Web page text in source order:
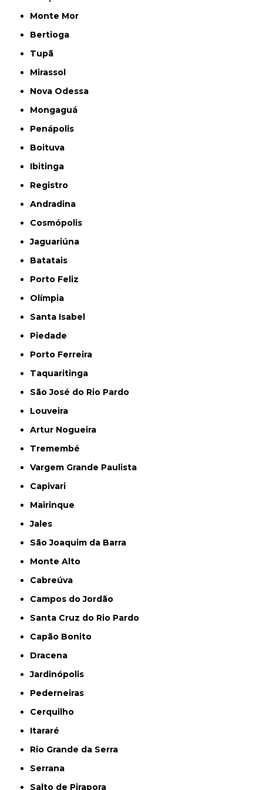
Monte Mor
Bertioga
Tupã
Mirassol
Nova Odessa
Mongaguá
Penápolis
Boituva
Ibitinga
Registro
Andradina
Cosmópolis
Jaguariúna
Batatais
Porto Feliz
Olímpia
Santa Isabel
Piedade
Porto Ferreira
Taquaritinga
São José do Rio Pardo
Louveira
Artur Nogueira
Tremembé
Vargem Grande Paulista
Capivari
Mairinque
Jales
São Joaquim da Barra
Monte Alto
Cabreúva
Campos do Jordão
Santa Cruz do Rio Pardo
Capão Bonito
Dracena
Jardinópolis
Pederneiras
Cerquilho
Itararé
Rio Grande da Serra
Serrana
Salto de Pirapora